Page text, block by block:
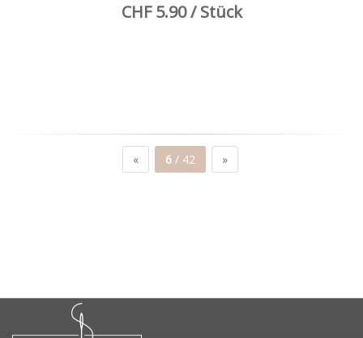
CHF 5.90 / Stück
« 6/ 42 »